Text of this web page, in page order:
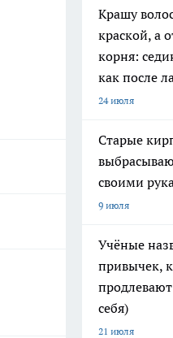
Крашу
краской, а
корня:
как после
24 июля
Старые
своими
9 июля
Учёные
привычек,
себя)
21 июля